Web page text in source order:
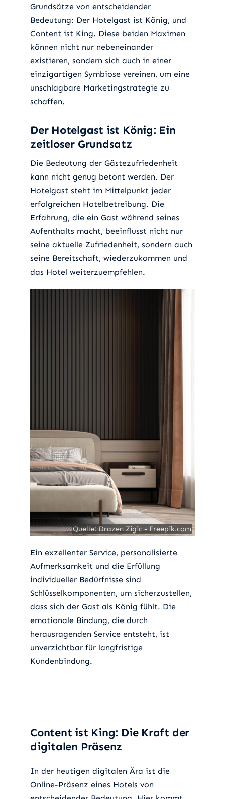
Grundsätze von entscheidender
Bedeutung: Der Hotelgast ist König, und
Content ist King. Diese beiden Maximen
können nicht nur nebeneinander
existieren, sondern sich auch in einer
einzigartigen Symbiose vereinen, um eine
unschlagbare Marketingstrategie zu
schaffen.
Der Hotelgast ist König: Ein
zeitloser Grundsatz
Die Bedeutung der Gästezufriedenheit
kann nicht genug betont werden. Der
Hotelgast steht im Mittelpunkt jeder
erfolgreichen Hotelbetreibung. Die
Erfahrung, die ein Gast während seines
Aufenthalts macht, beeinflusst nicht nur
seine aktuelle Zufriedenheit, sondern auch
seine Bereitschaft, wiederzukommen und
das Hotel weiterzuempfehlen.
Quelle: Drazen Zigic - Freepik.com
Ein exzellenter Service, personalisierte
Aufmerksamkeit und die Erfüllung
individueller Bedürfnisse sind
Schlüsselkomponenten, um sicherzustellen,
dass sich der Gast als König fühlt. Die
emotionale Bindung, die durch
herausragenden Service entsteht, ist
unverzichtbar für langfristige
Kundenbindung.
Content ist King: Die Kraft der
digitalen Präsenz
In der heutigen digitalen Ära ist die
Online-Präsenz eines Hotels von